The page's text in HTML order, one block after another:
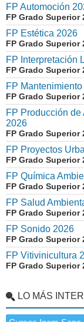
FP Automoción
FP Grado Superior
FP Estética 2026
FP Grado Superior
FP Interpretación
FP Grado Superior
FP
FP Grado Superior
FP Producción
2026
FP Grado Superior
FP Proyectos
FP Grado Superior
FP Química
FP Grado Superior
FP Salud
FP Grado Superior
FP Sonido 2026
FP Grado Superior
FP Vitivinicultura
FP Grado Superior
LO MÁS